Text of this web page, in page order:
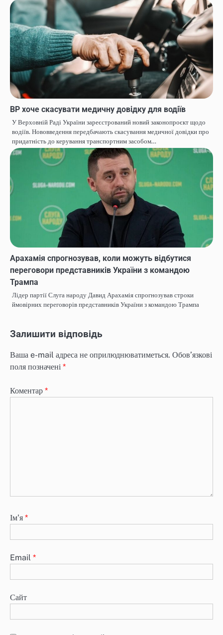
ВР хоче скасувати медичну довідку для водіїв
У Верховній Раді України зареєстрований новий законопроєкт щодо
водіїв. Нововведення передбачають скасування медичної довідки про
придатність до керування транспортним засобом…
Арахамія спрогнозував, коли можуть відбутися
переговори представників України з командою
Трампа
Лідер партії Слуга народу Давид Арахамія спрогнозував строки
ймовірних переговорів представників України з командою Трампа
Залишити відповідь
Ваша e-mail адреса не оприлюднюватиметься. Обов’язкові
поля позначені *
Коментар *
Ім'я *
Email *
Сайт